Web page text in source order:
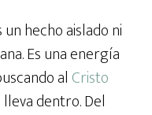
hecho aislado ni
Es una energía
al Cristo
dentro. Del